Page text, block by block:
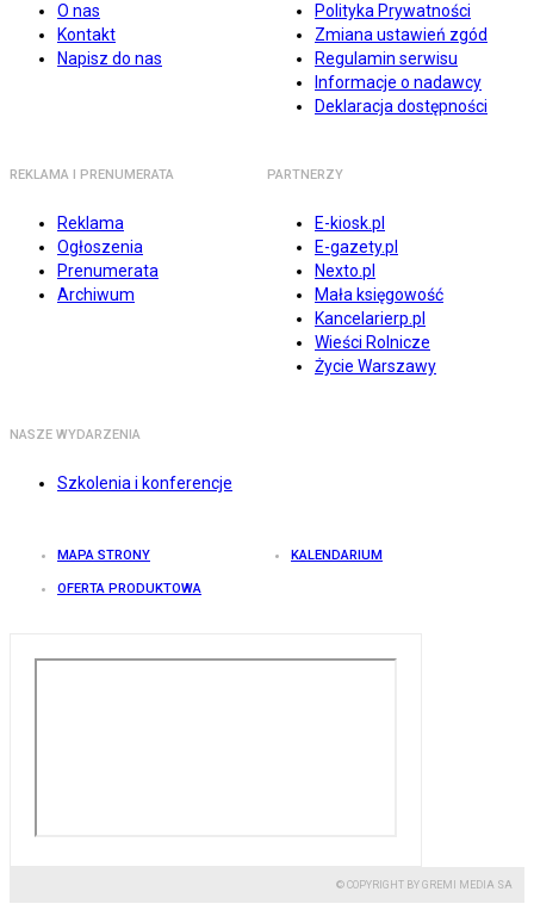
O nas
Kontakt
Napisz do nas
Polityka Prywatności
Zmiana ustawień zgód
Regulamin serwisu
Informacje o nadawcy
Deklaracja dostępności
REKLAMA I PRENUMERATA
Reklama
Ogłoszenia
Prenumerata
Archiwum
PARTNERZY
E-kiosk.pl
E-gazety.pl
Nexto.pl
Mała księgowość
Kancelarierp.pl
Wieści Rolnicze
Życie Warszawy
NASZE WYDARZENIA
Szkolenia i konferencje
MAPA STRONY KALENDARIUM
OFERTA PRODUKTOWA
© COPYRIGHT BY GREMI MEDIA SA